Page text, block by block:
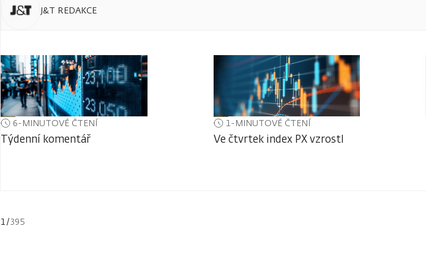
J&T REDAKCE
6-MINUTOVÉ ČTENÍ
Týdenní komentář
1-MINUTOVÉ ČTENÍ
Ve čtvrtek index PX vzrostl
1 /395